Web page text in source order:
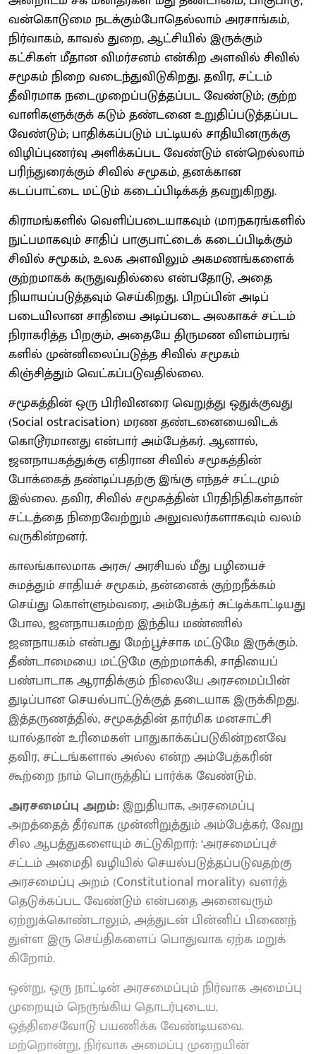
வன்கொடுமை நடக்கும்​போதெல்லாம் அரசாங்கம்,
நிர்வாகம், காவல் துறை, ஆட்சியில் இருக்கும்
கட்சிகள் மீதான விமர்சனம் என்கிற அளவில் சிவில்
சமூகம் நிறை வடைந்​து​விடு​கிறது. தவிர, சட்டம்
தீவிரமாக நடைமுறைப்​படுத்​தப்பட வேண்டும்; குற்ற​
வாளி​களுக்குக் கடும் தண்டனை உறுதிப்​படுத்​தப்பட
வேண்டும்; பாதிக்​கப்​படும் பட்டியல் சாதியினருக்கு
விழிப்பு​ணர்வு அளிக்​கப்பட வேண்டும் என்றெல்லாம்
பரிந்​துரைக்கும் சிவில் சமூகம், தனக்கான
கடப்பாட்டை மட்டும் கடைப்​பிடிக்கத் தவறுகிறது.
கிராமங்​களில் வெளிப்​படை​யாகவும் (மா)நகரங்​களில்
நுட்ப​மாகவும் சாதிப் பாகுபாட்டைக் கடைப்​பிடிக்கும்
சிவில் சமூகம், உலக அளவிலும் அகமணங்​களைக்
குற்ற​மாகக் கருது​வ​தில்லை என்பதோடு, அதை
நியாயப்​படுத்​தவும் செய்கிறது. பிறப்பின் அடிப்​
படையிலான சாதியை அடிப்படை அலகாகச் சட்டம்
நிராகரித்த பிறகும், அதையே திருமண விளம்​பரங்​
களில் முன்னிலைப்​படுத்த சிவில் சமூகம்
கிஞ்சித்தும் வெட்கப்​படு​வ​தில்லை.
சமூகத்தின் ஒரு பிரிவினரை வெறுத்து ஒதுக்குவது
(Social ostracisation) மரண தண்டனையை​விடக்
கொடூர​மானது என்பார் அம்பேத்கர். ஆனால்,
ஜனநாயகத்​துக்கு எதிரான சிவில் சமூகத்தின்
போக்கைத் தண்டிப்​ப​தற்கு இங்கு எந்தச் சட்டமும்
இல்லை. தவிர, சிவில் சமூகத்தின் பிரதி​நி​தி​கள்தான்
சட்டத்தை நிறைவேற்றும் அலுவலர்​களாகவும் வலம்
வருகின்​றனர்.
காலங்​காலமாக அரசு/ அரசியல் மீது பழியைச்
சுமத்தும் சாதியச் சமூகம், தன்னைக் குற்றநீக்கம்
செய்து​ கொள்​ளும்வரை, அம்பேத்கர் சுட்டிக்​காட்​டியது
போல, ஜனநாயகமற்ற இந்திய மண்ணில்
ஜனநாயகம் என்பது மேற்பூச்சாக மட்டுமே இருக்​கும்.
தீண்டாமையை மட்டுமே குற்ற​மாக்கி, சாதியைப்
பண்பாடாக ஆராதிக்கும் நிலையே அரசமைப்பின்
துடிப்பான செயல்​பாட்டுக்குத் தடையாக இருக்​கிறது.
இத்தருணத்​தில், சமூகத்தின் தார்மிக மனசாட்​சி​
யால்தான் உரிமைகள் பாதுகாக்​கப்​படு​கின்றனவே
தவிர, சட்டங்​களால் அல்ல என்ற அம்பேத்​கரின்
கூற்றை நாம் பொருத்திப் பார்க்க வேண்டும்.
அரசமைப்பு அறம்:இறுதியாக, அரசமைப்பு
அறத்தைத் தீர்வாக முன்னிறுத்தும் அம்பேத்கர், வேறு
சில ஆபத்து​களையும் சுட்டு​கிறார்: ‘அரசமைப்புச்
சட்டம் அமைதி வழியில் செயல்​படுத்​தப்​படு​வதற்கு
அரசமைப்பு அறம் (Constitutional morality) வளர்த்​
தெடுக்​கப்பட வேண்டும் என்பதை அனைவரும்
ஏற்றுக்​கொண்​டாலும், அத்துடன் பின்னிப் பிணைந்​
துள்ள இரு செய்தி​களைப் பொதுவாக ஏற்க மறுக்​
கிறோம்.
ஒன்று, ஒரு நாட்டின் அரசமைப்பும் நிர்வாக அமைப்பு
முறையும் நெருங்கிய தொடர்​புடைய,
ஒத்திசைவோடு பயணிக்க வேண்டியவை.
மற்றொன்று, நிர்வாக அமைப்பு முறையின்